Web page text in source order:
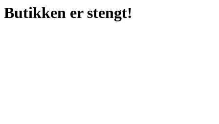
Butikken er stengt!